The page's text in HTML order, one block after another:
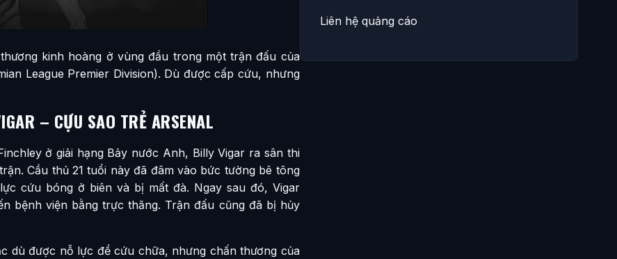
kinh hoàng ở vùng đầu trong một trận đấu của
League Premier Division). Dù được cấp cứu, nhưng
– CỰU SAO TRẺ ARSENAL
ở giải hạng Bảy nước Anh, Billy Vigar ra sân thi
Cầu thủ 21 tuổi này đã đâm vào bức tường bê tông
cứu bóng ở biên và bị mất đà. Ngay sau đó, Vigar
bệnh viện bằng trực thăng. Trận đấu cũng đã bị hủy
dù được nỗ lực để cứu chữa, nhưng chấn thương của
Liên hệ quảng cáo